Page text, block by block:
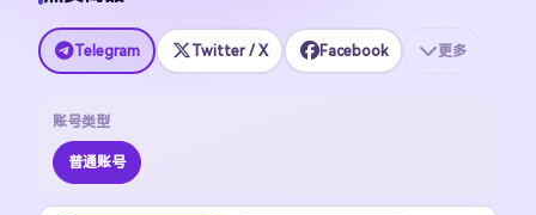
Telegram Twitter / X Facebook 更多
账号类型
普通账号